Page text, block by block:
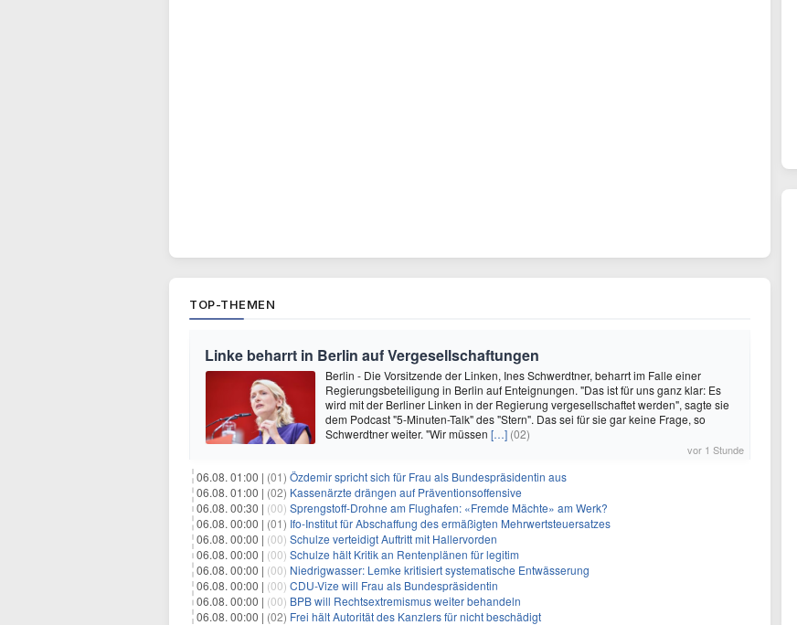
TOP-THEMEN
Linke beharrt in Berlin auf Vergesellschaftungen
Berlin - Die Vorsitzende der Linken, Ines Schwerdtner, beharrt im Falle einer
Regierungsbeteiligung in Berlin auf Enteignungen. "Das ist für uns ganz klar: Es
wird mit der Berliner Linken in der Regierung vergesellschaftet werden", sagte sie
dem Podcast "5-Minuten-Talk" des "Stern". Das sei für sie gar keine Frage, so
Schwerdtner weiter. "Wir müssen […] (02)
vor 1 Stunde
06.08. 01:00 | (01) Özdemir spricht sich für Frau als Bundespräsidentin aus
06.08. 01:00 | (02) Kassenärzte drängen auf Präventionsoffensive
06.08. 00:30 | (00) Sprengstoff-Drohne am Flughafen: «Fremde Mächte» am Werk?
06.08. 00:00 | (01) Ifo-Institut für Abschaffung des ermäßigten Mehrwertsteuersatzes
06.08. 00:00 | (00) Schulze verteidigt Auftritt mit Hallervorden
06.08. 00:00 | (00) Schulze hält Kritik an Rentenplänen für legitim
06.08. 00:00 | (00) Niedrigwasser: Lemke kritisiert systematische Entwässerung
06.08. 00:00 | (00) CDU-Vize will Frau als Bundespräsidentin
06.08. 00:00 | (00) BPB will Rechtsextremismus weiter behandeln
06.08. 00:00 | (02) Frei hält Autorität des Kanzlers für nicht beschädigt